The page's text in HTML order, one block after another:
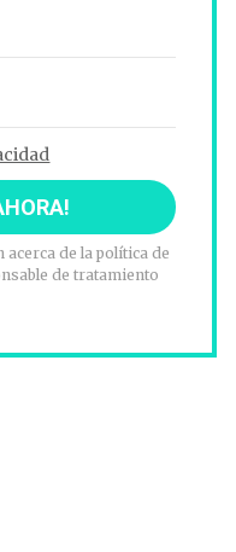
de la política de
de tratamiento